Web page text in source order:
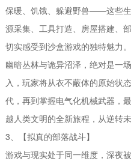
保暖、饥饿、躲避野兽——这些
源采集、工具打造、房屋搭建、
切实感受到沙盒游戏的独特魅力
幽暗丛林与诡异沼泽，绝对是一
入，玩家将从衣不蔽体的原始状
代，再到掌握电气化机械武器，
越人类文明的全新旅程，从逆转
3、【拟真的部落战斗】
游戏与现实处于同一维度，深夜